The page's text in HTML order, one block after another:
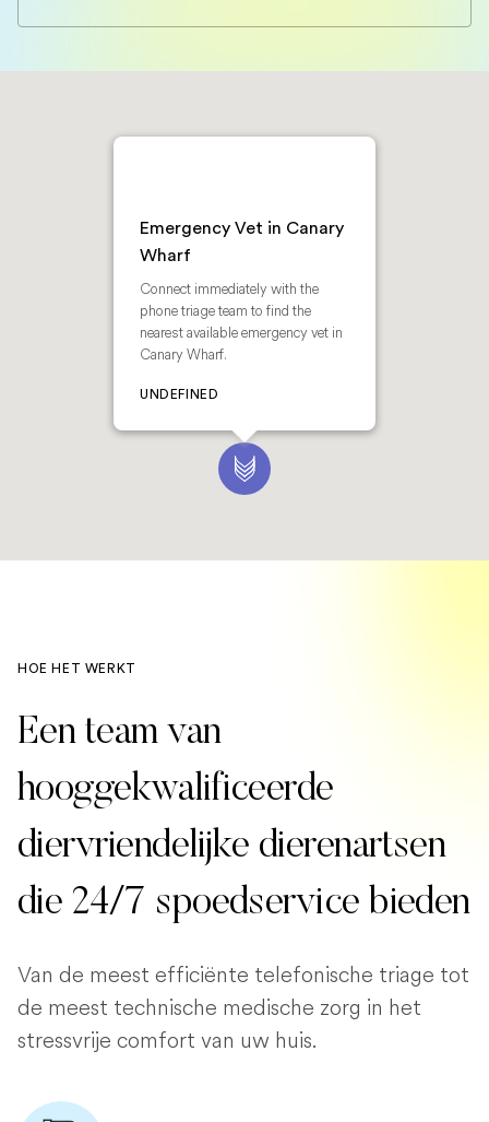
Emergency Vet in Canary
Wharf
Connect immediately with the
phone triage team to find the
nearest available emergency vet in
Canary Wharf.
UNDEFINED
HOE HET WERKT
Een team van
hooggekwalificeerde
diervriendelijke dierenartsen
die 24/7 spoedservice bieden
Van de meest efficiënte telefonische triage tot
de meest technische medische zorg in het
stressvrije comfort van uw huis.